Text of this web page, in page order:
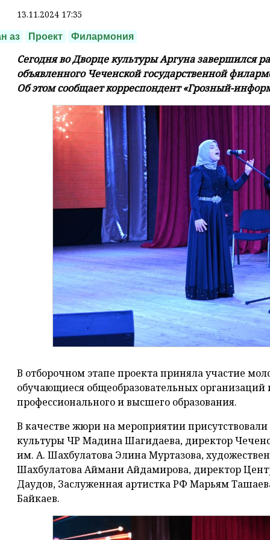
13.11.2024 17:35
аз Проект Филармония
Сегодня во Дворце культуры Аргуна завершился
объявленного Чеченской государственной
Об этом сообщает корреспондент «Грозный-
В отборочном этапе проекта приняла участие
обучающиеся общеобразовательных
профессионального и высшего образования.
В качестве жюри на мероприятии
культуры ЧР Мадина Шагидаева, директор
им. А. Шахбулатова Элина Муртазова,
Шахбулатова Аймани Айдамирова, директор
Даудов, Заслуженная артистка РФ Марьям
Байкаев.